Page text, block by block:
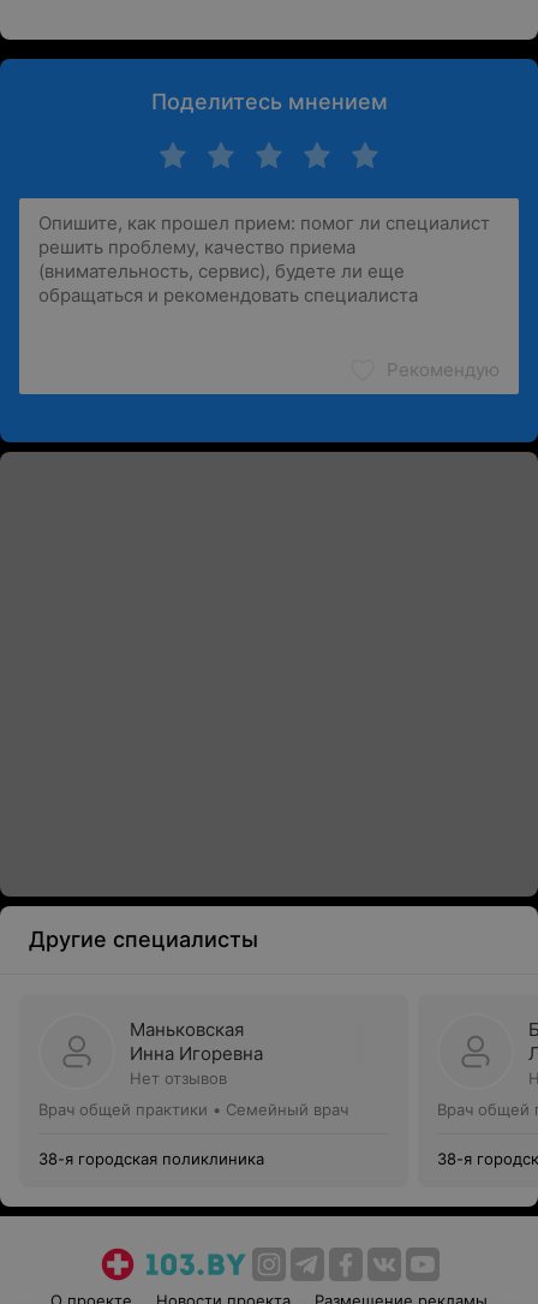
Поделитесь мнением
Рекомендую
Другие специалисты
Маньковская
Инна Игоревна
Нет отзывов
Врач общей практики • Семейный врач
38-я городская поликлиника
Врач общей
38-я